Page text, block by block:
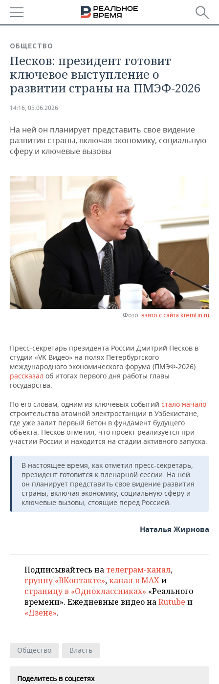
БАШКОРТОСТАН
ТАТАРСТАН
НОВОСТИ
АНАЛИТИКА
ДЕКЛАРАЦИИ О ДОХОДАХ
КОРОЛИ ГОСЗАКАЗА ПФО
КОМУ ПРИНАДЛЕЖАТ
ТОРГОВЫЕ ЦЕНТРЫ
НОВОСТИ ЭКОНОМИКИ
ФИНАНСЫ
БЮДЖЕТ
ПРОМЫШЛЕННОСТЬ
НОВОСТИ
ПРОМЫШЛЕННОСТИ
АГРОПРОМ
МАШИНОСТРОЕНИЕ
НЕФТЕХИМИЯ
НЕФТЬ
ОПК
ЭНЕРГЕТИКА
НЕДВИЖИМОСТЬ
НОВОСТИ АВТО
БИЗНЕС
НОВОСТИ БИЗНЕСА
РОЗНИЧНАЯ ТОРГОВЛЯ
ТРАНСПОРТ
УСЛУГИ
НОВОСТИ ТЕХНОЛОГИЙ
IT
МЕДИА
ТЕЛЕКОММУНИКАЦИИ
МЕРОПРИЯТИЯ
НОВОСТИ МЕРОПРИЯТИЙ
ВЫЕЗДНАЯ РЕДАКЦИЯ
БИЗНЕС-БРАНЧИ
ОТКРЫТАЯ ЛЕКЦИЯ
СПОРТ
НОВОСТИ СПОРТА
ФУТБОЛ
БАСКЕТБОЛ
ВОЛЕЙБОЛ
ФИГУРНОЕ КАТАНИЕ
ВОДНЫЕ ВИДЫ СПОРТА
ХОККЕЙ С МЯЧОМ
ОБЩЕСТВО
НОВОСТИ ОБЩЕСТВА
ИНФРАСТРУКТУРА
ИСТОРИЯ
МЕДИЦИНА
ОБРАЗОВАНИЕ
ПРОИСШЕСТВИЯ
ФОТОГАЛЕРЕЯ
СПРАВОЧНИК
СПИСОК ПЕРСОН
ПОЛНАЯ ВЕРСИЯ
ОБЩЕСТВО
Песков: президент готовит
ключевое выступление о
развитии страны на ПМЭФ-2026
14:16, 05.06.2026
На ней он планирует представить свое видение
развития страны, включая экономику, социальную
сферу и ключевые вызовы
Фото: взято с сайта kremlin.ru
Пресс-секретарь президента России Дмитрий Песков в
студии «VK Видео» на полях Петербургского
международного экономического форума (ПМЭФ-2026)
рассказал об итогах первого дня работы главы
государства.
По его словам, одним из ключевых событий стало начало
строительства атомной электростанции в Узбекистане,
где уже залит первый бетон в фундамент будущего
объекта. Песков отметил, что проект реализуется при
участии России и находится на стадии активного запуска.
В настоящее время, как отметил пресс-секретарь,
президент готовится к пленарной сессии. На ней
он планирует представить свое видение развития
страны, включая экономику, социальную сферу и
ключевые вызовы, стоящие перед Россией.
Наталья Жирнова
Подписывайтесь на телеграм-канал,
группу «ВКонтакте»,канал в MAXи
страницу в «Одноклассниках» «Реального
времени». Ежедневные видео наRutube и
«Дзене».
Общество Власть
Поделитесь в соцсетях